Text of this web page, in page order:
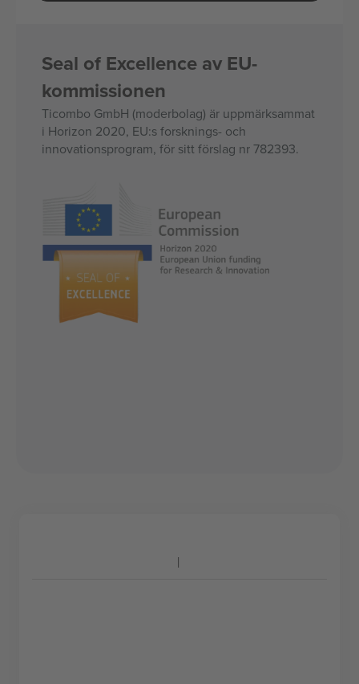
Seal of Excellence av EU-
kommissionen
Ticombo GmbH (moderbolag) är uppmärksammat
i Horizon 2020, EU:s forsknings- och
innovationsprogram, för sitt förslag nr 782393.